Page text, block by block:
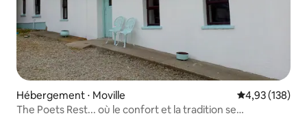
Hébergement ⋅ Moville Évaluation
4,93 (138)
The Poets Rest... où le confort et la tradition se